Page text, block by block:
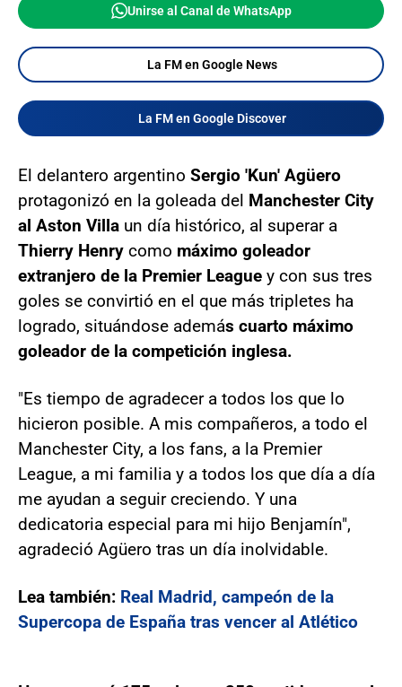
Unirse al Canal de WhatsApp
La FM en Google News
La FM en Google Discover
El delantero argentino Sergio 'Kun' Agüero
protagonizó en la goleada del Manchester City
al Aston Villa un día histórico, al superar a
Thierry Henry como máximo goleador
extranjero de la Premier League y con sus tres
goles se convirtió en el que más tripletes ha
logrado, situándose además cuarto máximo
goleador de la competición inglesa.
"Es tiempo de agradecer a todos los que lo
hicieron posible. A mis compañeros, a todo el
Manchester City, a los fans, a la Premier
League, a mi familia y a todos los que día a día
me ayudan a seguir creciendo. Y una
dedicatoria especial para mi hijo Benjamín",
agradeció Agüero tras un día inolvidable.
Lea también: Real Madrid, campeón de la
Supercopa de España tras vencer al Atlético